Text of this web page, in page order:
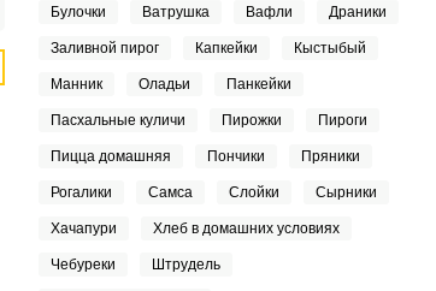
Булочки Ватрушка Вафли Драники
Заливной пирог Капкейки Кыстыбый
Манник Оладьи Панкейки
Пасхальные куличи Пирожки Пироги
Пицца домашняя Пончики Пряники
Рогалики Самса Слойки Сырники
Хачапури Хлеб в домашних условиях
Чебуреки Штрудель